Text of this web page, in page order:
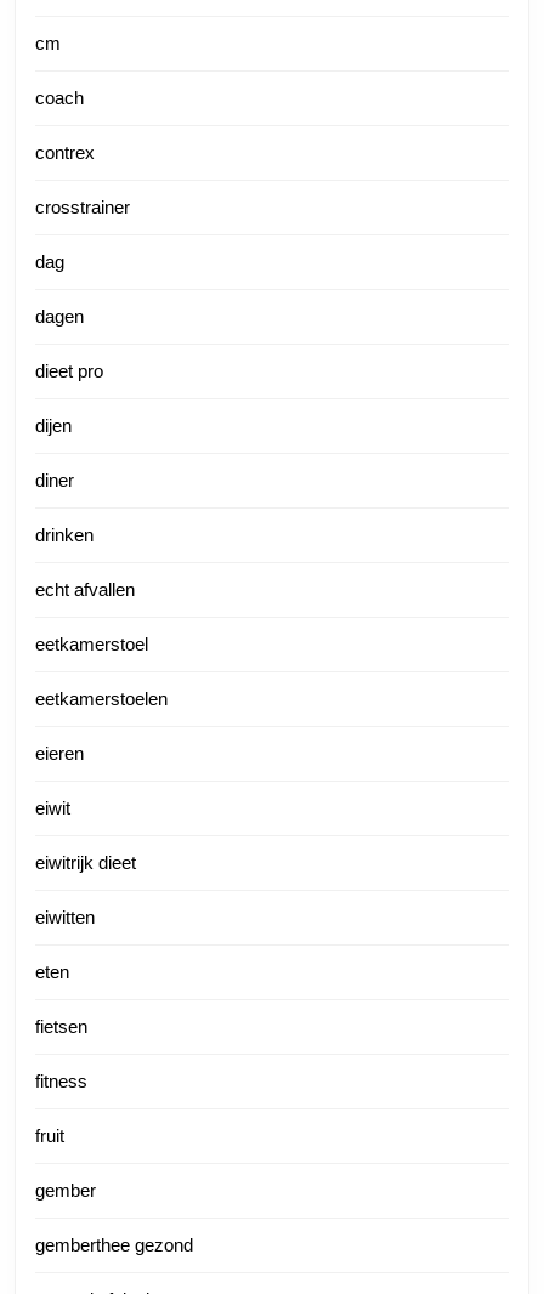
cm
coach
contrex
crosstrainer
dag
dagen
dieet pro
dijen
diner
drinken
echt afvallen
eetkamerstoel
eetkamerstoelen
eieren
eiwit
eiwitrijk dieet
eiwitten
eten
fietsen
fitness
fruit
gember
gemberthee gezond